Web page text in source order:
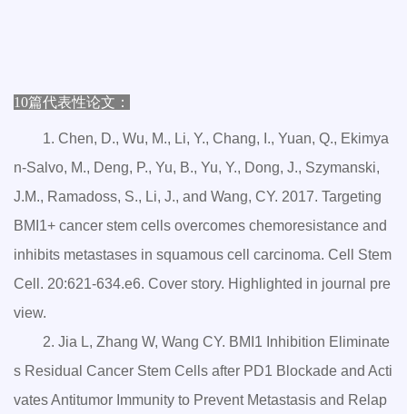
10篇代表性论文：
1. Chen, D., Wu, M., Li, Y., Chang, I., Yuan, Q., Ekimya
n-Salvo, M., Deng, P., Yu, B., Yu, Y., Dong, J., Szymanski,
J.M., Ramadoss, S., Li, J., and Wang, CY. 2017. Targeting
BMI1+ cancer stem cells overcomes chemoresistance and
inhibits metastases in squamous cell carcinoma. Cell Stem
Cell. 20:621-634.e6. Cover story. Highlighted in journal pre
view.
2. Jia L, Zhang W, Wang CY. BMI1 Inhibition Eliminate
s Residual Cancer Stem Cells after PD1 Blockade and Acti
vates Antitumor Immunity to Prevent Metastasis and Relap